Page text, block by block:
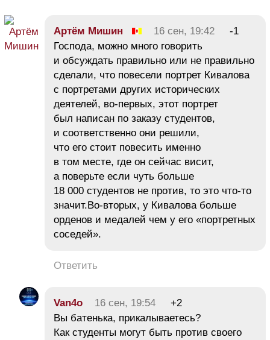
Артём Мишин 16 сен, 19:42
-1
Господа, можно много говорить
и обсуждать правильно или не правильно
сделали, что повесели портрет Кивалова
с портретами других исторических
деятелей, во-первых, этот портрет
был написан по заказу студентов,
и соответственно они решили,
что его стоит повесить именно
в том месте, где он сейчас висит,
а поверьте если чуть больше
18 000 студентов не против, то это что-то
значит.Во-вторых, у Кивалова больше
орденов и медалей чем у его «портретных
соседей».
Ответить
Van4o 16 сен, 19:54
+2
Вы батенька, прикалываетесь?
Как студенты могут быть против своего